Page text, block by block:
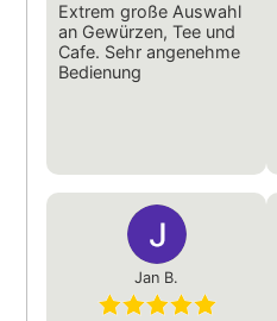
Extrem große Auswahl
an Gewürzen, Tee und
Cafe. Sehr angenehme
Bedienung
Jan B.